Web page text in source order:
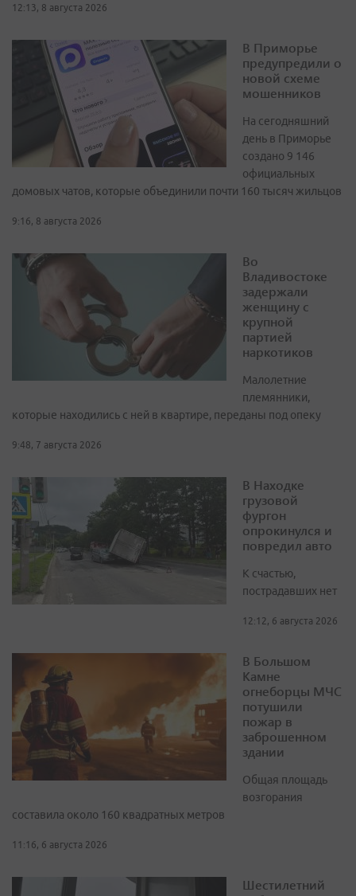
12:13, 8 августа 2026
В Приморье
предупредили о
новой схеме
мошенников
На сегодняшний
день в Приморье
создано 9 146
официальных
домовых чатов, которые объединили почти 160 тысяч жильцов
9:16, 8 августа 2026
Во
Владивостоке
задержали
женщину с
крупной
партией
наркотиков
Малолетние
племянники,
которые находились с ней в квартире, переданы под опеку
9:48, 7 августа 2026
В Находке
грузовой
фургон
опрокинулся и
повредил авто
К счастью,
пострадавших нет
12:12, 6 августа 2026
В Большом
Камне
огнеборцы МЧС
потушили
пожар в
заброшенном
здании
Общая площадь
возгорания
составила около 160 квадратных метров
11:16, 6 августа 2026
Шестилетний